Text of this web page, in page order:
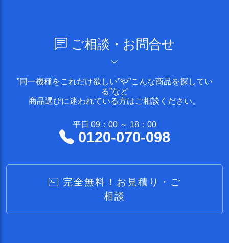
ご相談・お問合せ
”同一機種をこれだけ欲しい”や”こんな商品を探してい
る”など
商品選びに迷われている方はご相談ください。
平日 09：00 ～ 18：00
0120-070-098
完全無料！お見積り・ご
相談